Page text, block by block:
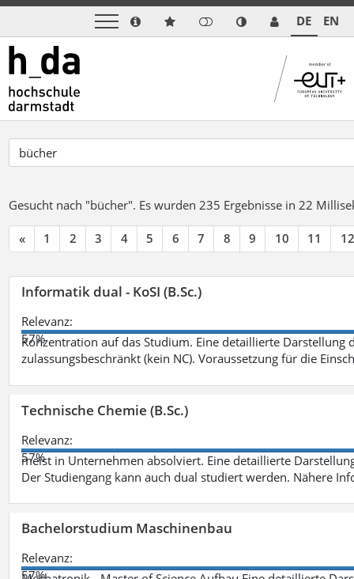
DE EN
Gesucht nach "bücher". Es wurden 235 Ergebnisse in 22
« 1 2 3 4 5 6 7 8 9 10 11 12
Informatik dual - KoSI (B.Sc.)
Relevanz:
57%
Konzentration auf das Studium. Eine detaillierte
zulassungsbeschränkt (kein NC). Voraussetzung für die
Technische Chemie (B.Sc.)
Relevanz:
57%
meist in Unternehmen absolviert. Eine detaillierte
Der Studiengang kann auch dual studiert werden. Nähere
Bachelorstudium Maschinenbau
Relevanz:
57%